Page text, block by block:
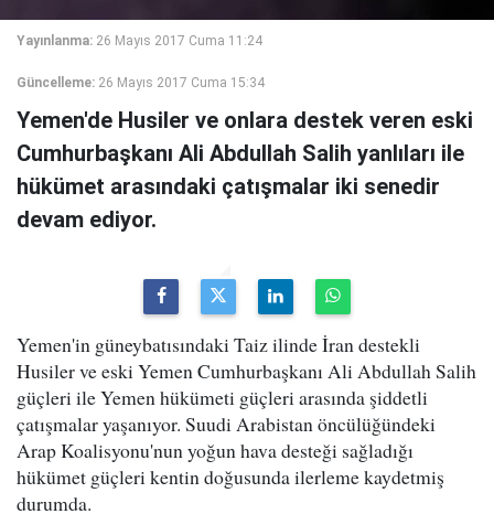
Yayınlanma: 26 Mayıs 2017 Cuma 11:24
Güncelleme: 26 Mayıs 2017 Cuma 15:34
Yemen'de Husiler ve onlara destek veren eski
Cumhurbaşkanı Ali Abdullah Salih yanlıları ile
hükümet arasındaki çatışmalar iki senedir
devam ediyor.
Yemen'in güneybatısındaki Taiz ilinde İran destekli
Husiler ve eski Yemen Cumhurbaşkanı Ali Abdullah Salih
güçleri ile Yemen hükümeti güçleri arasında şiddetli
çatışmalar yaşanıyor. Suudi Arabistan öncülüğündeki
Arap Koalisyonu'nun yoğun hava desteği sağladığı
hükümet güçleri kentin doğusunda ilerleme kaydetmiş
durumda.